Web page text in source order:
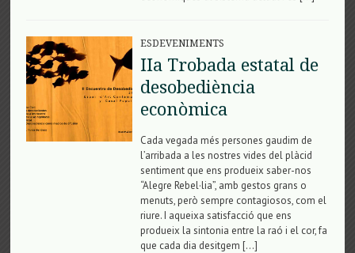
ESDEVENIMENTS
IIa Trobada estatal de
desobediència
econòmica
Cada vegada més persones gaudim de
l’arribada a les nostres vides del plàcid
sentiment que ens produeix saber-nos
“Alegre Rebel·lia”, amb gestos grans o
menuts, però sempre contagiosos, com el
riure. I aqueixa satisfacció que ens
produeix la sintonia entre la raó i el cor, fa
que cada dia desitgem […]